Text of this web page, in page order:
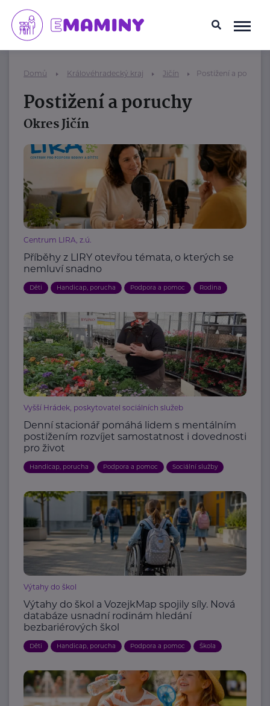
Domů Královéhradecký kraj Jičín Postižení a poruchy
Postižení a poruchy
Okres Jičín
Centrum LIRA, z.ú.
Příběhy z LIRY otevřou témata, o kterých se
nemluví snadno
Děti Handicap, porucha Podpora a pomoc Rodina
Vyšší Hrádek, poskytovatel sociálních služeb
Denní stacionář pomáhá lidem s mentálním
postižením rozvíjet samostatnost i dovednosti
pro život
Handicap, porucha Podpora a pomoc Sociální služby
Výtahy do škol
Výtahy do škol a VozejkMap spojily síly. Nová
databáze usnadní rodinám hledání
bezbariérových škol
Děti Handicap, porucha Podpora a pomoc Škola